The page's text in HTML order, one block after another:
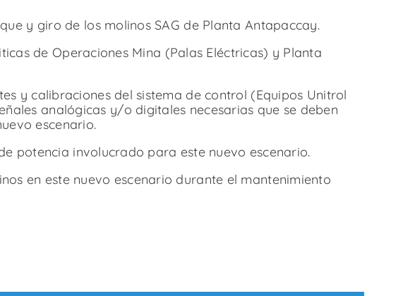
y giro de los molinos SAG de Planta Antapaccay.
de Operaciones Mina (Palas Eléctricas) y Planta
y calibraciones del sistema de control (Equipos Unitrol
analógicas y/o digitales necesarias que se deben
escenario.
potencia involucrado para este nuevo escenario.
en este nuevo escenario durante el mantenimiento